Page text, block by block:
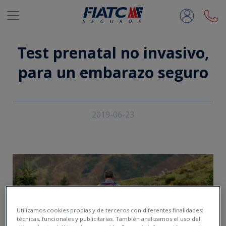
Saltar al contenido principal
Test prenatal no invasivo,
para un embarazo seguro
2019-06-23
Utilizamos cookies propias y de terceros con diferentes finalidades:
técnicas, funcionales y publicitarias. También analizamos el uso del